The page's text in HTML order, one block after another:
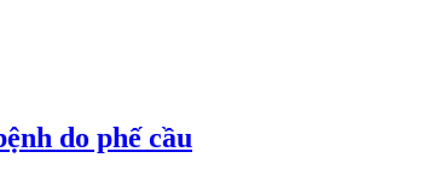
do phế cầu